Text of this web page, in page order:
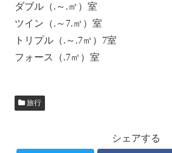
ダブル（16.2～32.6㎡）42室
ツイン（20.1～27.0㎡）142室
トリプル（24.5～35.7㎡）47室
フォース（35.7㎡）16室
旅行
シェアする